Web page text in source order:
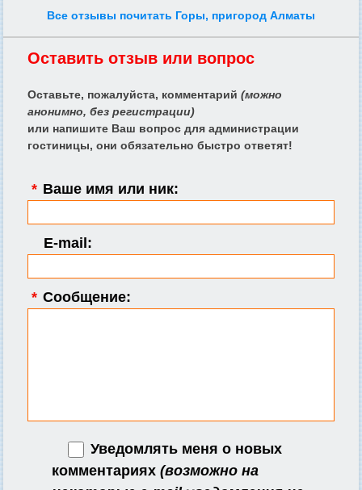
Все отзывы почитать Горы, пригород Алматы
Оставить отзыв или вопрос
Оставьте, пожалуйста, комментарий (можно
анонимно, без регистрации)
или напишите Ваш вопрос для администрации
гостиницы, они обязательно быстро ответят!
* Ваше имя или ник:
E-mail:
* Сообщение:
Уведомлять меня о новых
комментариях (возможно на